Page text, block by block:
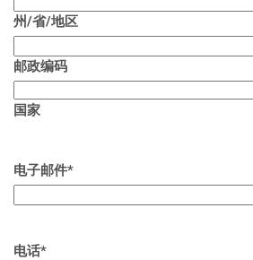
州/省/地区
邮政编码
国家
电子邮件*
电话*